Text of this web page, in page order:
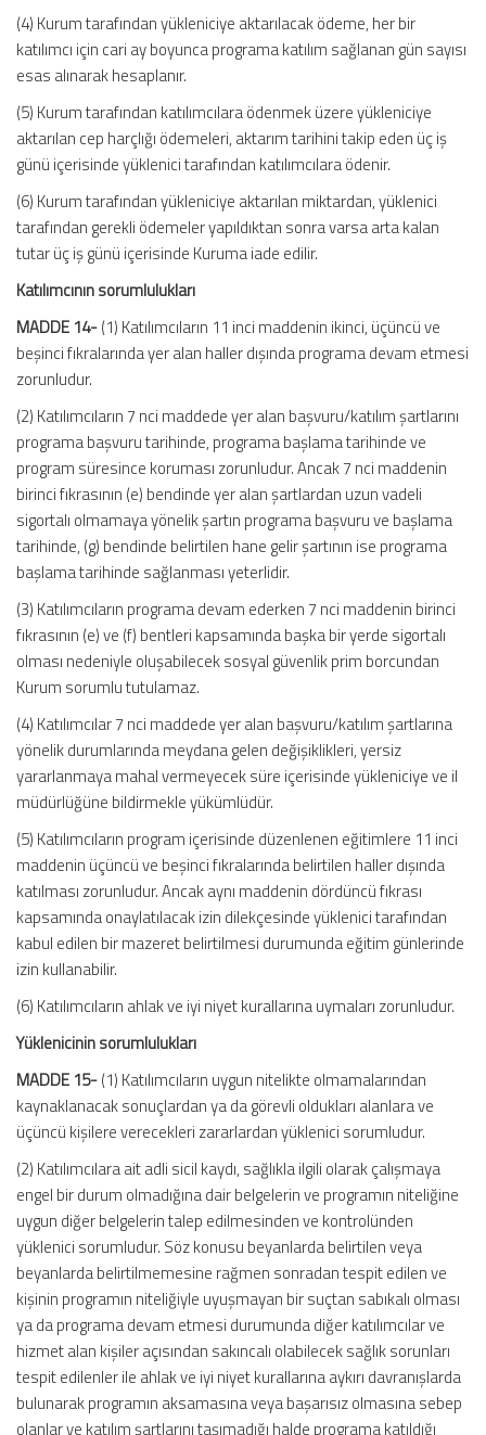
(4) Kurum tarafından yükleniciye aktarılacak ödeme, her bir
katılımcı için cari ay boyunca programa katılım sağlanan gün sayısı
esas alınarak hesaplanır.
(5) Kurum tarafından katılımcılara ödenmek üzere yükleniciye
aktarılan cep harçlığı ödemeleri, aktarım tarihini takip eden üç iş
günü içerisinde yüklenici tarafından katılımcılara ödenir.
(6) Kurum tarafından yükleniciye aktarılan miktardan, yüklenici
tarafından gerekli ödemeler yapıldıktan sonra varsa arta kalan
tutar üç iş günü içerisinde Kuruma iade edilir.
Katılımcının sorumlulukları
MADDE 14-(1) Katılımcıların 11 inci maddenin ikinci, üçüncü ve
beşinci fıkralarında yer alan haller dışında programa devam etmesi
zorunludur.
(2) Katılımcıların 7 nci maddede yer alan başvuru/katılım şartlarını
programa başvuru tarihinde, programa başlama tarihinde ve
program süresince koruması zorunludur. Ancak 7 nci maddenin
birinci fıkrasının (e) bendinde yer alan şartlardan uzun vadeli
sigortalı olmamaya yönelik şartın programa başvuru ve başlama
tarihinde, (g) bendinde belirtilen hane gelir şartının ise programa
başlama tarihinde sağlanması yeterlidir.
(3) Katılımcıların programa devam ederken 7 nci maddenin birinci
fıkrasının (e) ve (f) bentleri kapsamında başka bir yerde sigortalı
olması nedeniyle oluşabilecek sosyal güvenlik prim borcundan
Kurum sorumlu tutulamaz.
(4) Katılımcılar 7 nci maddede yer alan başvuru/katılım şartlarına
yönelik durumlarında meydana gelen değişiklikleri, yersiz
yararlanmaya mahal vermeyecek süre içerisinde yükleniciye ve il
müdürlüğüne bildirmekle yükümlüdür.
(5) Katılımcıların program içerisinde düzenlenen eğitimlere 11 inci
maddenin üçüncü ve beşinci fıkralarında belirtilen haller dışında
katılması zorunludur. Ancak aynı maddenin dördüncü fıkrası
kapsamında onaylatılacak izin dilekçesinde yüklenici tarafından
kabul edilen bir mazeret belirtilmesi durumunda eğitim günlerinde
izin kullanabilir.
(6) Katılımcıların ahlak ve iyi niyet kurallarına uymaları zorunludur.
Yüklenicinin sorumlulukları
MADDE 15-(1) Katılımcıların uygun nitelikte olmamalarından
kaynaklanacak sonuçlardan ya da görevli oldukları alanlara ve
üçüncü kişilere verecekleri zararlardan yüklenici sorumludur.
(2) Katılımcılara ait adli sicil kaydı, sağlıkla ilgili olarak çalışmaya
engel bir durum olmadığına dair belgelerin ve programın niteliğine
uygun diğer belgelerin talep edilmesinden ve kontrolünden
yüklenici sorumludur. Söz konusu beyanlarda belirtilen veya
beyanlarda belirtilmemesine rağmen sonradan tespit edilen ve
kişinin programın niteliğiyle uyuşmayan bir suçtan sabıkalı olması
ya da programa devam etmesi durumunda diğer katılımcılar ve
hizmet alan kişiler açısından sakıncalı olabilecek sağlık sorunları
tespit edilenler ile ahlak ve iyi niyet kurallarına aykırı davranışlarda
bulunarak programın aksamasına veya başarısız olmasına sebep
olanlar ve katılım şartlarını taşımadığı halde programa katıldığı